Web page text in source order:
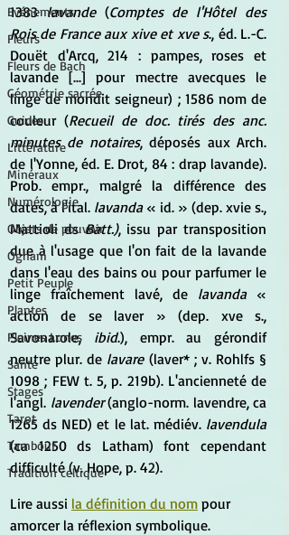
Evénements
Fleurs
Fleurs de Bach
Géométrie sacrée
Guides
Littérature
Minéraux
Numérologie
Objets de pouvoir
Ogham
Petit Peuple
Plantes
Pleines Lunes
Santé
Stages
Tarot
Tambour
Tradition celtique
1383 lavande (Comptes de l'Hôtel des
Rois de France aux xive et xve s., éd. L.-C.
Douët d'Arcq, 214 : pampes, roses et
lavande [...] pour mectre avecques le
linge de mondit seigneur) ; 1586 nom de
couleur (Recueil de doc. tirés des anc.
minutes de notaires, déposés aux Arch.
de l'Yonne, éd. E. Drot, 84 : drap lavande).
Prob. empr., malgré la différence des
dates, à l'ital. lavanda « id. » (dep. xvie s.,
Mattioli ds Batt.), issu par transposition
due à l'usage que l'on fait de la lavande
dans l'eau des bains ou pour parfumer le
linge fraîchement lavé, de lavanda «
action de se laver » (dep. xve s.,
Savonarole, ibid.), empr. au gérondif
neutre plur. de lavare (laver* ; v. Rohlfs §
1098 ; FEW t. 5, p. 219b). L'ancienneté de
l'angl. lavender (anglo-norm. lavendre, ca
1265 ds NED) et le lat. médiév. lavendula
(ca 1250 ds Latham) font cependant
difficulté (v. Hope, p. 42).
Lire aussi la définition du nom pour
amorcer la réflexion symbolique.